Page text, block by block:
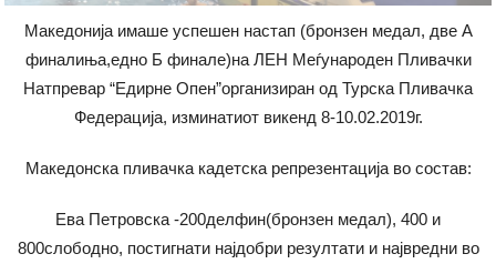
Македонија имаше успешен настап (бронзен медал, две А
финалиња,едно Б финале)на ЛЕН Меѓународен Пливачки
Натпревар “Едирне Опен”организиран од Турска Пливачка
Федерација, изминатиот викенд 8-10.02.2019г.
Македонска пливачка кадетска репрезентација во состав:
Ева Петровска -200делфин(бронзен медал), 400 и
800слободно, постигнати најдобри резултати и највредни во